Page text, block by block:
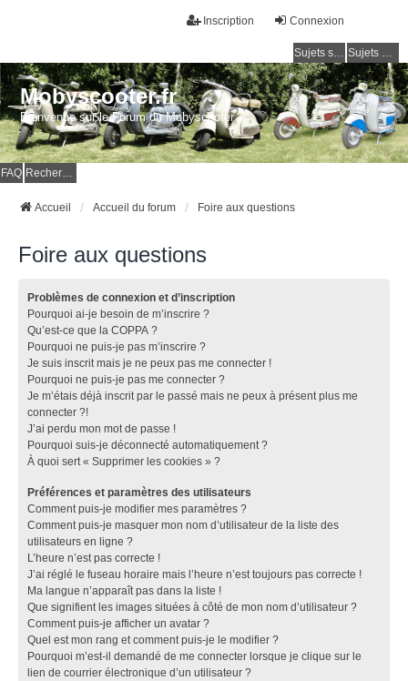
Connexion
Inscription
Sujets sans réponse Sujets actifs
Mobyscooter.fr
Bienvenue sur le Forum du Mobyscooter
FAQ Rechercher
Accueil Accueil du forum Foire aux questions
Foire aux questions
Problèmes de connexion et d’inscription
Pourquoi ai-je besoin de m’inscrire ?
Qu’est-ce que la COPPA ?
Pourquoi ne puis-je pas m’inscrire ?
Je suis inscrit mais je ne peux pas me connecter !
Pourquoi ne puis-je pas me connecter ?
Je m’étais déjà inscrit par le passé mais ne peux à présent plus me
connecter ?!
J’ai perdu mon mot de passe !
Pourquoi suis-je déconnecté automatiquement ?
À quoi sert « Supprimer les cookies » ?
Préférences et paramètres des utilisateurs
Comment puis-je modifier mes paramètres ?
Comment puis-je masquer mon nom d’utilisateur de la liste des
utilisateurs en ligne ?
L’heure n’est pas correcte !
J’ai réglé le fuseau horaire mais l’heure n’est toujours pas correcte !
Ma langue n’apparaît pas dans la liste !
Que signifient les images situées à côté de mon nom d’utilisateur ?
Comment puis-je afficher un avatar ?
Quel est mon rang et comment puis-je le modifier ?
Pourquoi m’est-il demandé de me connecter lorsque je clique sur le
lien de courrier électronique d’un utilisateur ?